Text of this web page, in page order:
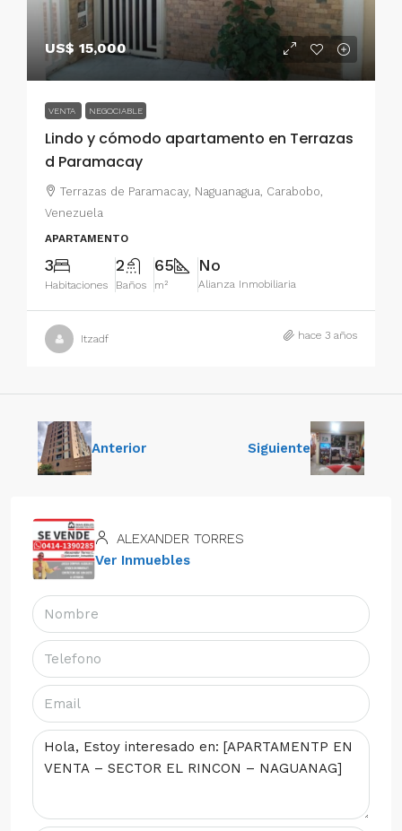
US$ 15,000
VENTA NEGOCIABLE
Lindo y cómodo apartamento en Terrazas
d Paramacay
Terrazas de Paramacay, Naguanagua, Carabobo,
Venezuela
APARTAMENTO
3
Habitaciones
2
Baños
65
m²
No
Alianza Inmobiliaria
Itzadf hace 3 años
Anterior Siguiente
ALEXANDER TORRES
Ver Inmuebles